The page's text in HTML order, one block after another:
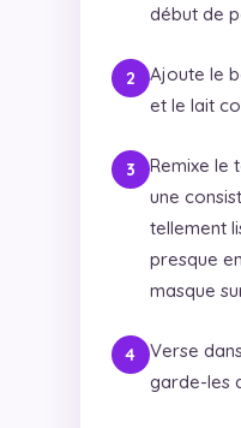
début de
Ajoute le
et le lait
Remixe le
une
tellement
presque
masque
Verse
garde-les